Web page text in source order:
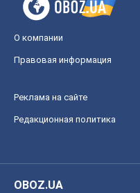
О компании
Правовая информация
Реклама на сайте
Редакционная политика
OBOZ.UA